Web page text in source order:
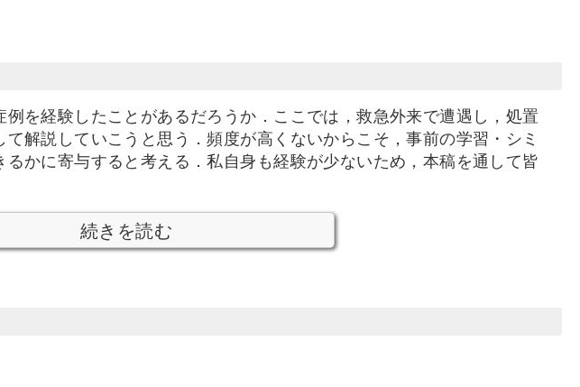
を経験したことがあるだろうか．ここでは，救急外来で遭遇し，処置
解説していこうと思う．頻度が高くないからこそ，事前の学習・シミ
かに寄与すると考える．私自身も経験が少ないため，本稿を通して皆
続きを読む